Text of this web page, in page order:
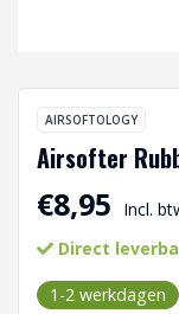
AIRSOFTOLOGY
Airsofter
€8,95
Incl.
Direct
1-2 werkdagen